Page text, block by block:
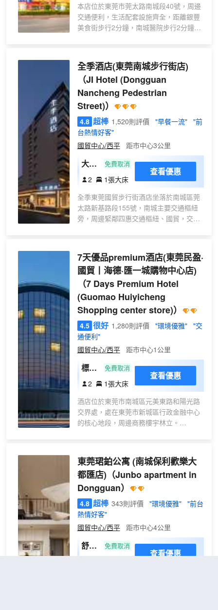
【高
級床
墊
璃】
本店位於東莞市莞太路南城段40號，周邊
交通便利，生活配套設施齊全，距離銀豐
美食街步行2分鐘，南城醫院步行2分鐘，
院、匯一城、下壩坊酒吧街等。
周邊旅遊景點豐富：水濂山森林公園、東
莞植物園、旗峯山（黃旗山）、虎英公
園、同沙生態公園、可園；
酒店擁有多種房型供您選擇，房間內配套
設施齊全，附設會議廳、洗衣房、健身
房；期望給您帶來一段美好的旅程。
全季酒店(東莞南城步行街店)
（JI Hotel (Dongguan
Nancheng Pedestrian
Street)）
4.8 超棒 1,520則評價 "早餐一流"
"前
台熱情好客"
國貿中心/西平
距市中心3公里
大床
房
（天
竺葵
精油
洗護
+洗
烘）
免費取消
2 1張大床
查看優惠
全季東莞國貿步行街酒店坐落於南城區莞
太路新基路段155號，南城主要交通樞紐
旁，周邊緊鄰四惠交通樞紐、國貿，交通
快充，全季酒店作為中檔酒店的標杆始終
秉承“為中國人設計，讓外國人體驗”的品
牌初心。 走進酒店，禪茶香氛徐徐沁心，
朦朧留白的寫意氛圍讓賓客能夠一下子放
鬆下來，迴歸到鬆弛的狀態。落座奉茶，
是全季的親朋待客之道。全季甄選源頭好
茶、搭配古法手作茶點，以滿足賓客臨時
辦公、商務休閒的需求，讓更多人在一盞
清茶裏享受當下的美好。 全季酒店自2010
年創立以來，始終致力於提供最契合中國
人審美和生活方式的酒店，把這片土地獨
有的住宿文化傳遞給每一位住客，是大家
出行的安心優選。
7天優品premium酒店(東莞民盈·
國貿丨海德·匯一城購物中心店)
（7 Days Premium Hotel
(Guomao Huiyicheng
Shopping center store)）
4.5 很好 1,280則評價 "環境優雅"
"交
通便利"
國貿中心/西平
距市中心1公里
標準
大床
免費取消
2 1張大床
查看優惠
酒店位於東莞市南城區元美東路和陽光路
交界處，處在東莞市新城區行政金融中心
的核心地段，周邊商務樓宇林立。
距西面的中心廣場、圖書館、展覽館、玉
蘭大劇院、青少年科技活動，步行10分鐘
酒店附近有肯德基、真功夫、各大銀行、
南城醫院、各種大型酒吧等生活娛樂配套
設施。
火車站：距離火車站40分鐘車程
飛機場：距離機場90分鐘車程
東莞珺鉑公寓 (南城保利歡樂大
都匯店) （Junbo apartment in
Dongguan）
4.8 超棒 343則評價 "環境優雅"
"前台
熱情好客"
國貿中心/西平
距市中心4公里
舒睡
免費取消
查看優惠